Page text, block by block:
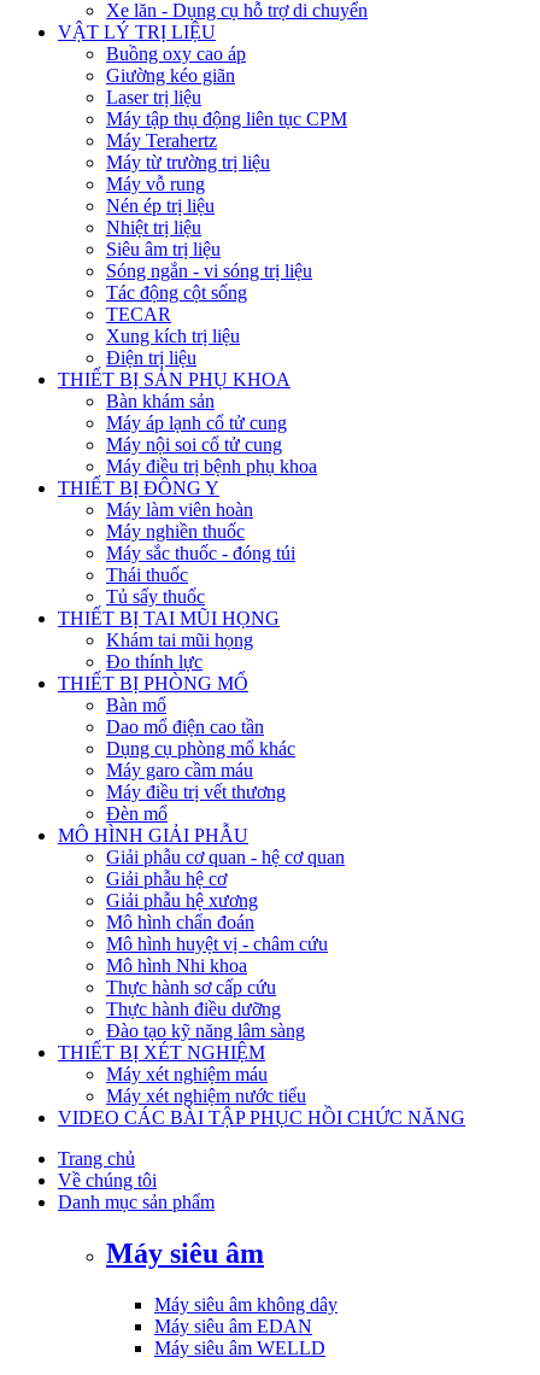
Xe lăn - Dụng cụ hỗ trợ di chuyển
VẬT LÝ TRỊ LIỆU
Buồng oxy cao áp
Giường kéo giãn
Laser trị liệu
Máy tập thụ động liên tục CPM
Máy Terahertz
Máy từ trường trị liệu
Máy vỗ rung
Nén ép trị liệu
Nhiệt trị liệu
Siêu âm trị liệu
Sóng ngắn - vi sóng trị liệu
Tác động cột sống
TECAR
Xung kích trị liệu
Điện trị liệu
THIẾT BỊ SẢN PHỤ KHOA
Bàn khám sản
Máy áp lạnh cổ tử cung
Máy nội soi cổ tử cung
Máy điều trị bệnh phụ khoa
THIẾT BỊ ĐÔNG Y
Máy làm viên hoàn
Máy nghiền thuốc
Máy sắc thuốc - đóng túi
Thái thuốc
Tủ sấy thuốc
THIẾT BỊ TAI MŨI HỌNG
Khám tai mũi họng
Đo thính lực
THIẾT BỊ PHÒNG MỔ
Bàn mổ
Dao mổ điện cao tần
Dụng cụ phòng mổ khác
Máy garo cầm máu
Máy điều trị vết thương
Đèn mổ
MÔ HÌNH GIẢI PHẪU
Giải phẫu cơ quan - hệ cơ quan
Giải phẫu hệ cơ
Giải phẫu hệ xương
Mô hình chẩn đoán
Mô hình huyệt vị - châm cứu
Mô hình Nhi khoa
Thực hành sơ cấp cứu
Thực hành điều dưỡng
Đào tạo kỹ năng lâm sàng
THIẾT BỊ XÉT NGHIỆM
Máy xét nghiệm máu
Máy xét nghiệm nước tiểu
VIDEO CÁC BÀI TẬP PHỤC HỒI CHỨC NĂNG
Trang chủ
Về chúng tôi
Danh mục sản phẩm
Máy siêu âm
Máy siêu âm không dây
Máy siêu âm EDAN
Máy siêu âm WELLD